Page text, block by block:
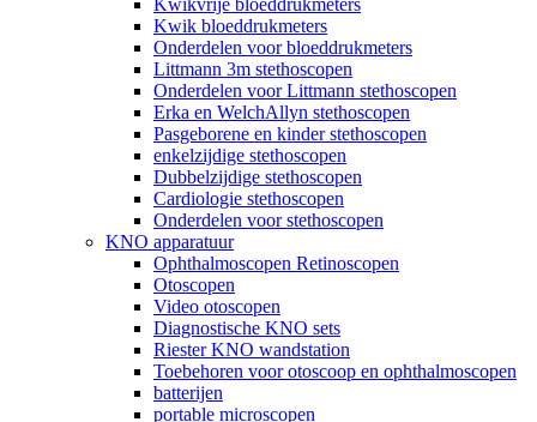
Kwik bloeddrukmeters
Onderdelen voor bloeddrukmeters
Littmann 3m stethoscopen
Onderdelen voor Littmann stethoscopen
Erka en WelchAllyn stethoscopen
Pasgeborene en kinder stethoscopen
enkelzijdige stethoscopen
Dubbelzijdige stethoscopen
Cardiologie stethoscopen
Onderdelen voor stethoscopen
KNO apparatuur
Ophthalmoscopen Retinoscopen
Otoscopen
Video otoscopen
Diagnostische KNO sets
Riester KNO wandstation
Toebehoren voor otoscoop en ophthalmoscopen
batterijen
portable microscopen